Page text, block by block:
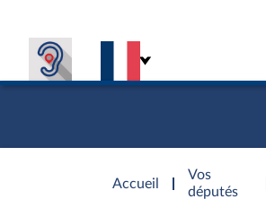
Accueil
d'accueil
Vos
députés